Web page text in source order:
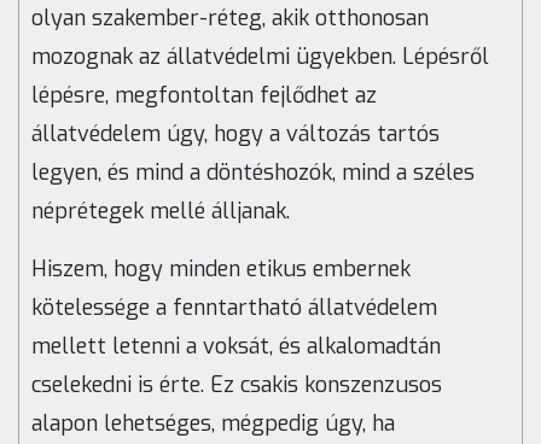
olyan szakember-réteg, akik otthonosan
mozognak az állatvédelmi ügyekben. Lépésről
lépésre, megfontoltan fejlődhet az
állatvédelem úgy, hogy a változás tartós
legyen, és mind a döntéshozók, mind a széles
néprétegek mellé álljanak.
Hiszem, hogy minden etikus embernek
kötelessége a fenntartható állatvédelem
mellett letenni a voksát, és alkalomadtán
cselekedni is érte. Ez csakis konszenzusos
alapon lehetséges, mégpedig úgy, ha